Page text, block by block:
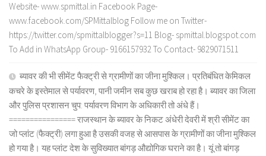
Website- www.spmittal.in Facebook Page-
www.facebook.com/SPMittalblog Follow me on Twitter-
https://twitter.com/spmittalblogger?s=11 Blog- spmittal.blogspot.com
To Add in WhatsApp Group- 9166157932 To Contact- 9829071511
ब्यावर की भी सीमेंट फैक्ट्री से ग्रामीणों का जीना मुश्किल। प्रतिबंधित केमिकल
कचरे के इस्तेमाल से पर्यावरण, पानी जमीन सब कुछ खराब हो रहा है। ब्यावर का जिला
और पुलिस प्रशासन चुप: पर्यावरण विभाग के अधिकारी तो अंधे हैं।
================ राजस्थान के ब्यावर के निकट अंधेरी देवरी में श्री सीमेंट का
जो प्लांट (फैक्ट्री) लगा हुआ है उसकी वजह से आसपास के ग्रामीणों का जीना मुश्किल
हो गया है। यह प्लांट देश के सुविख्यात बांगड़ औद्योगिक घराने का है। यूं तो बांगड़